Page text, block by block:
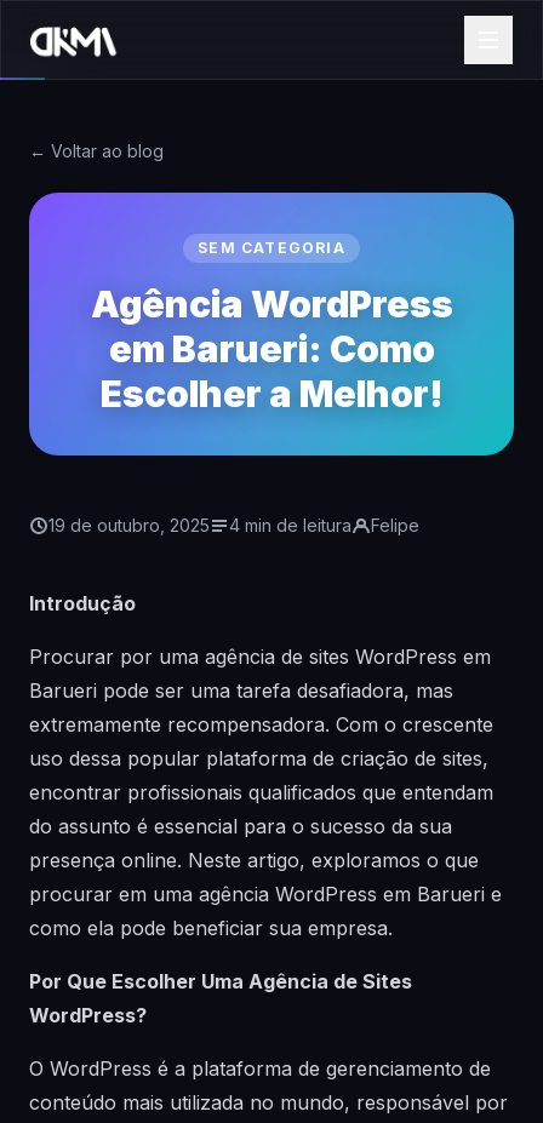
← Voltar ao blog
SEM CATEGORIA
Agência WordPress
em Barueri: Como
Escolher a Melhor!
19 de outubro, 2025 4 min de leitura Felipe
Introdução
Procurar por uma agência de sites WordPress em
Barueri pode ser uma tarefa desafiadora, mas
extremamente recompensadora. Com o crescente
uso dessa popular plataforma de criação de sites,
encontrar profissionais qualificados que entendam
do assunto é essencial para o sucesso da sua
presença online. Neste artigo, exploramos o que
procurar em uma agência WordPress em Barueri e
como ela pode beneficiar sua empresa.
Por Que Escolher Uma Agência de Sites
WordPress?
O WordPress é a plataforma de gerenciamento de
conteúdo mais utilizada no mundo, responsável por